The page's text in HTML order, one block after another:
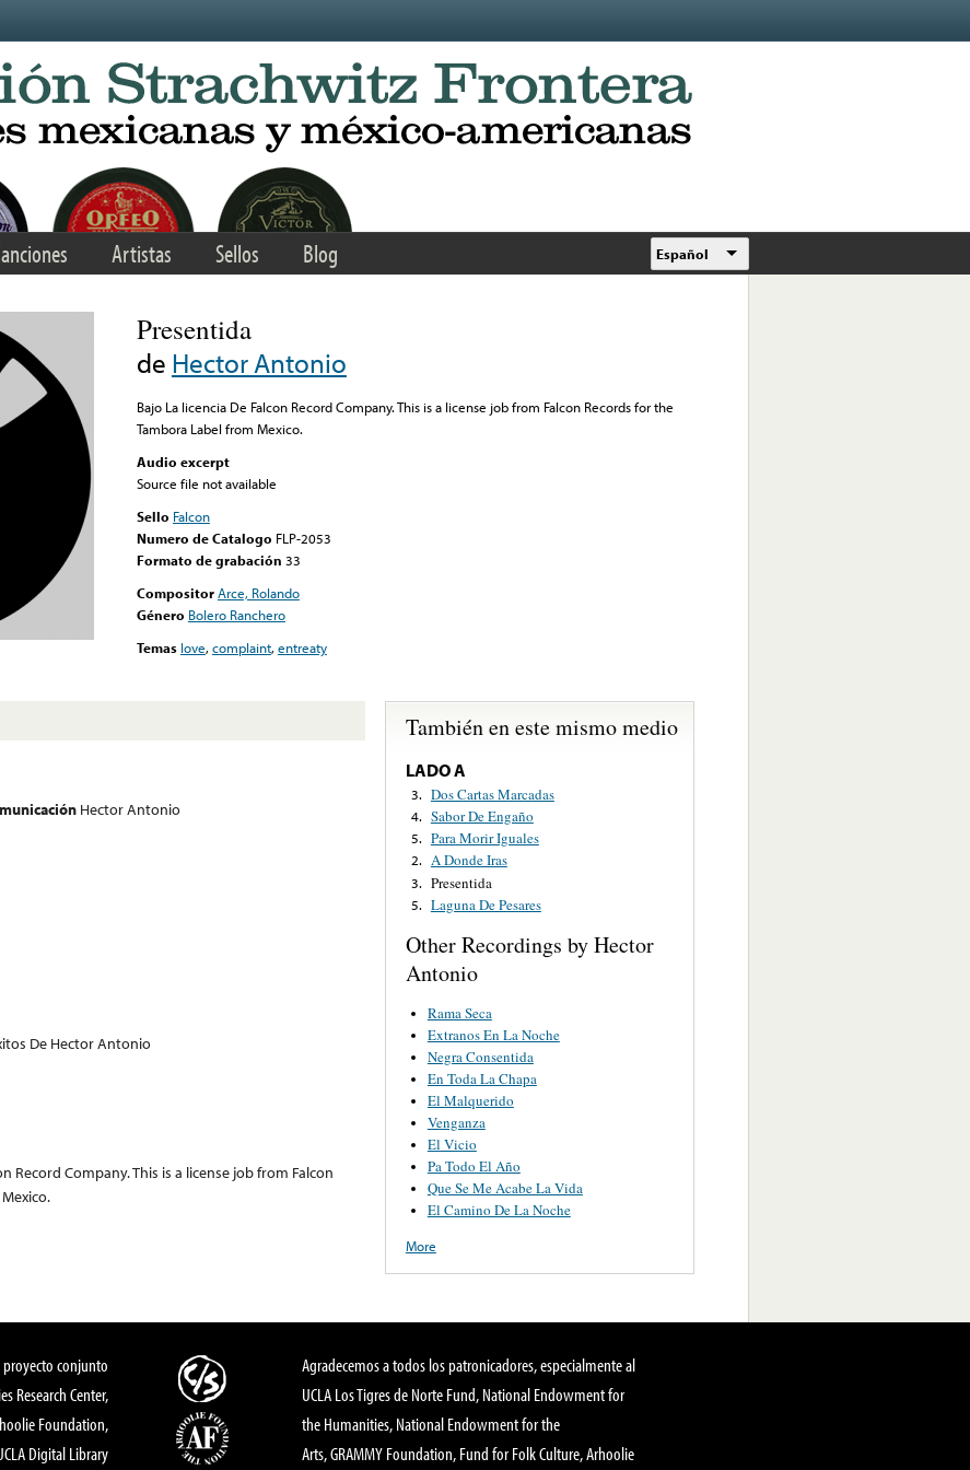
Artistas Sellos Blog Español
Presentida
de Hector Antonio
Bajo La licencia De Falcon Record Company. This is a license job from Falcon Records for the
Tambora Label from Mexico.
Audio excerpt
Source file not available
Sello Falcon
Numero de Catalogo FLP-2053
Formato de grabación 33
CompositorArce, Rolando
Género Bolero Ranchero
Temas love,complaint,entreaty
Hector Antonio
De Hector Antonio
Record Company. This is a license job from Falcon
También en este mismo medio
LADO A
3. Dos Cartas Marcadas
4. Sabor De Engaño
5. Para Morir Iguales
2. A Donde Iras
3. Presentida
5. Laguna De Pesares
Other Recordings by Hector
Antonio
Rama Seca
Extranos En La Noche
Negra Consentida
En Toda La Chapa
El Malquerido
Venganza
El Vicio
Pa Todo El Año
Que Se Me Acabe La Vida
El Camino De La Noche
More
proyecto conjunto
Research Center,
Foundation,
Digital Library
Agradecemos a todos los patronicadores, especialmente al
UCLA Los Tigres de Norte Fund, National Endowment for
the Humanities, National Endowment for the
Arts, GRAMMY Foundation, Fund for Folk Culture, Arhoolie